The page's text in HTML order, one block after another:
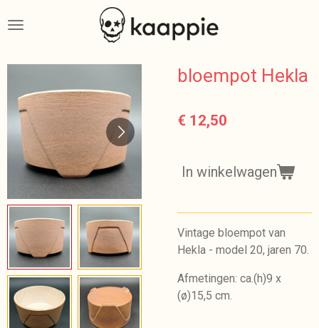
direct
de
bloempot Hekla
€ 12,50
In winkelwagen
Vintage bloempot van
Hekla - model 20, jaren 70.
Afmetingen: ca.(h)9 x
(ø)15,5 cm.